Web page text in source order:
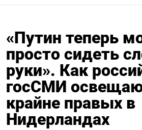
«Путин теперь
просто сидеть
руки». Как
госСМИ
крайне правых в
Нидерландах